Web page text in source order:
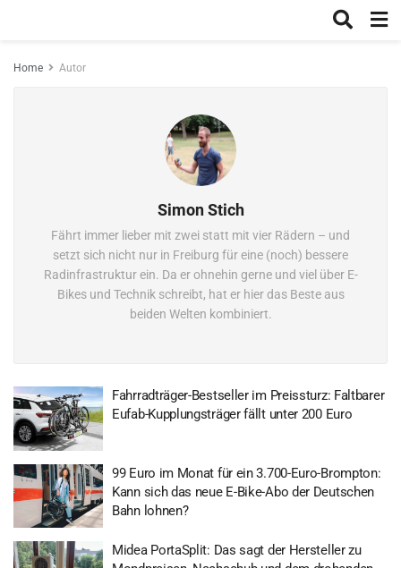
Home Autor
Simon Stich
Fährt immer lieber mit zwei statt mit vier Rädern – und
setzt sich nicht nur in Freiburg für eine (noch) bessere
Radinfrastruktur ein. Da er ohnehin gerne und viel über E-
Bikes und Technik schreibt, hat er hier das Beste aus
beiden Welten kombiniert.
Fahrradträger-Bestseller im Preissturz: Faltbarer
Eufab-Kupplungsträger fällt unter 200 Euro
99 Euro im Monat für ein 3.700-Euro-Brompton:
Kann sich das neue E-Bike-Abo der Deutschen
Bahn lohnen?
Midea PortaSplit: Das sagt der Hersteller zu